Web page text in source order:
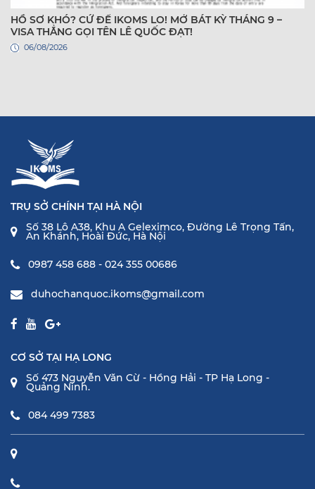
HỒ SƠ KHÓ? CỨ ĐỂ IKOMS LO! MỞ BÁT KỲ THÁNG 9 –
VISA THẲNG GỌI TÊN LÊ QUỐC ĐẠT!
06/08/2026
TRỤ SỞ CHÍNH TẠI HÀ NỘI
Số 38 Lô A38, Khu A Geleximco, Đường Lê Trọng Tấn,
An Khánh, Hoài Đức, Hà Nội
0987 458 688 - 024 355 00686
duhochanquoc.ikoms@gmail.com
CƠ SỞ TẠI HẠ LONG
Số 473 Nguyễn Văn Cừ - Hồng Hải - TP Hạ Long -
Quảng Ninh.
084 499 7383